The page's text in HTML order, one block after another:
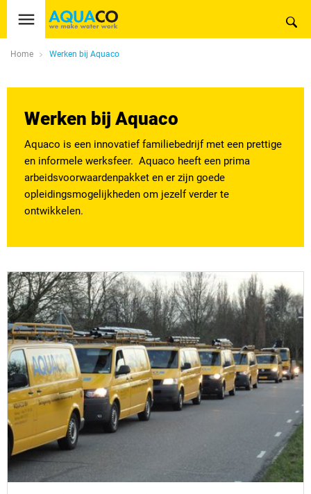
Home Werken bij Aquaco
Werken bij Aquaco
Aquaco is een innovatief familiebedrijf met een prettige
en informele werksfeer. Aquaco heeft een prima
arbeidsvoorwaardenpakket en er zijn goede
opleidingsmogelijkheden om jezelf verder te
ontwikkelen.